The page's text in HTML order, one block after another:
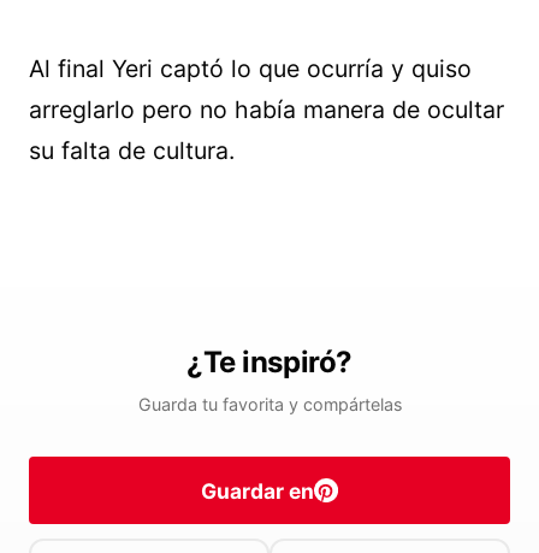
Al final Yeri captó lo que ocurría y quiso
arreglarlo pero no había manera de ocultar
su falta de cultura.
¿Te inspiró?
Guarda tu favorita y compártelas
Guardar en